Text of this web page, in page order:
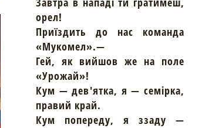
орел!
Приїздить до нас команда
«Мукомел».—
Гей, як вийшов же на поле
«Урожай»!
Кум — дев'ятка, я — семірка,
правий край.
Кум попереду, я ззаду —